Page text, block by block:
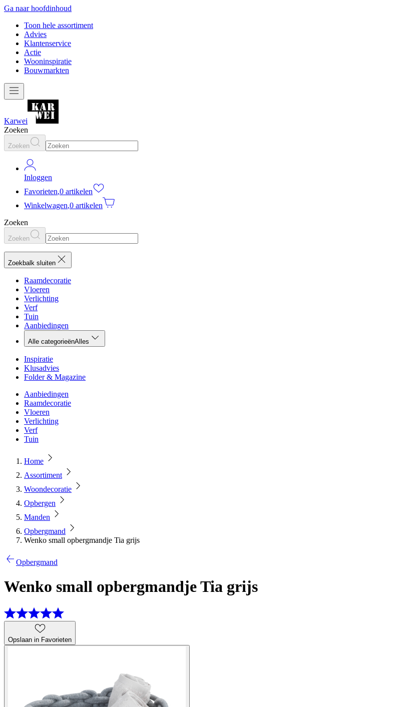
Ga naar hoofdinhoud
Toon hele assortiment
Advies
Klantenservice
Actie
Wooninspiratie
Bouwmarkten
Karwei
Zoeken
Zoeken
Inloggen
Favorieten,0 artikelen
Winkelwagen,0 artikelen
Zoeken
Zoeken
Zoekbalk sluiten
Raamdecoratie
Vloeren
Verlichting
Verf
Tuin
Aanbiedingen
Alle categorieënAlles
Inspiratie
Klusadvies
Folder & Magazine
Aanbiedingen
Raamdecoratie
Vloeren
Verlichting
Verf
Tuin
Home
Assortiment
Woondecoratie
Opbergen
Manden
Opbergmand
Wenko small opbergmandje Tia grijs
Opbergmand
Wenko small opbergmandje Tia grijs
Opslaan in Favorieten